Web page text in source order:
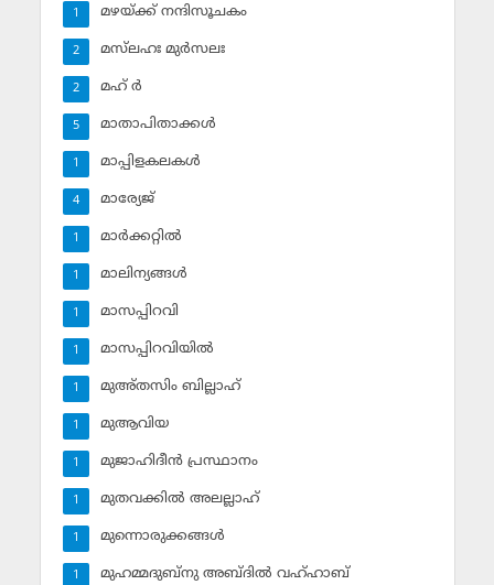
മഴയ്ക്ക് നന്ദിസൂചകം
1
മസ്‌ലഹഃ മുര്‍സലഃ
2
മഹ് ര്‍
2
മാതാപിതാക്കള്‍
5
മാപ്പിളകലകള്‍
1
മാര്യേജ്
4
മാര്‍ക്കറ്റില്‍
1
മാലിന്യങ്ങള്‍
1
മാസപ്പിറവി
1
മാസപ്പിറവിയില്‍
1
മുഅ്തസിം ബില്ലാഹ്
1
മുആവിയ
1
മുജാഹിദീന്‍ പ്രസ്ഥാനം
1
മുതവക്കില്‍ അലല്ലാഹ്
1
മുന്നൊരുക്കങ്ങള്‍
1
മുഹമ്മദുബ്‌നു അബ്ദില്‍ വഹ്ഹാബ്
1